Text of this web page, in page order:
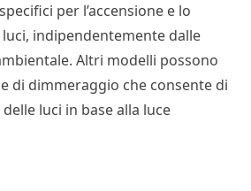
per l’accensione e lo
indipendentemente dalle
Altri modelli possono
di dimmeraggio che consente di
luci in base alla luce